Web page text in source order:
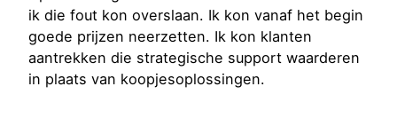
ik die fout kon overslaan. Ik kon vanaf het begin
goede prijzen neerzetten. Ik kon klanten
aantrekken die strategische support waarderen
in plaats van koopjesoplossingen.